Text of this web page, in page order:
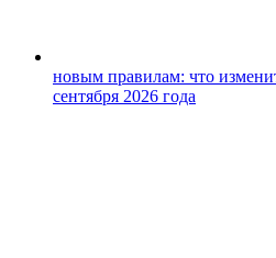
новым правилам: что
сентября 2026 года